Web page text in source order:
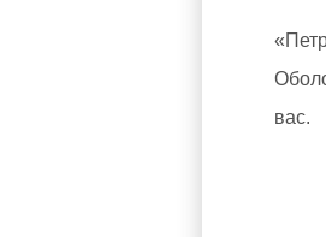
вас.